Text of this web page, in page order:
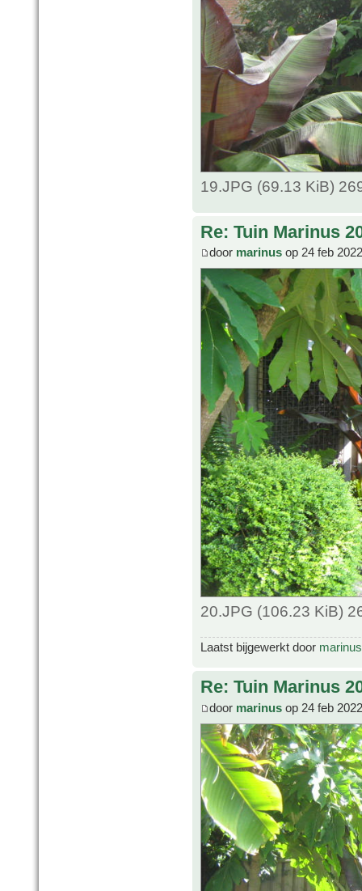
19.JPG (69.13 KiB)
Re: Tuin Marinus
door marinus op 24 feb
20.JPG (106.23 KiB)
Laatst bijgewerkt door marinus
Re: Tuin Marinus
door marinus op 24 feb